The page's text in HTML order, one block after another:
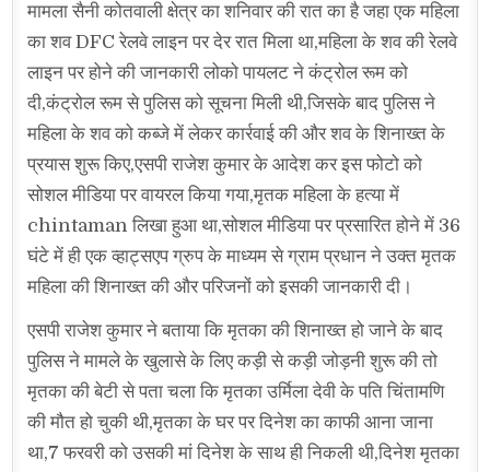
मामला सैनी कोतवाली क्षेत्र का शनिवार की रात का है जहा एक महिला
का शव DFC रेलवे लाइन पर देर रात मिला था,महिला के शव की रेलवे
लाइन पर होने की जानकारी लोको पायलट ने कंट्रोल रूम को
दी,कंट्रोल रूम से पुलिस को सूचना मिली थी,जिसके बाद पुलिस ने
महिला के शव को कब्जे में लेकर कार्रवाई की और शव के शिनाख्त के
प्रयास शुरू किए,एसपी राजेश कुमार के आदेश कर इस फोटो को
सोशल मीडिया पर वायरल किया गया,मृतक महिला के हत्या में
chintaman लिखा हुआ था,सोशल मीडिया पर प्रसारित होने में 36
घंटे में ही एक व्हाट्सएप ग्रुप के माध्यम से ग्राम प्रधान ने उक्त मृतक
महिला की शिनाख्त की और परिजनों को इसकी जानकारी दी।
एसपी राजेश कुमार ने बताया कि मृतका की शिनाख्त हो जाने के बाद
पुलिस ने मामले के खुलासे के लिए कड़ी से कड़ी जोड़नी शुरू की तो
मृतका की बेटी से पता चला कि मृतका उर्मिला देवी के पति चिंतामणि
की मौत हो चुकी थी,मृतका के घर पर दिनेश का काफी आना जाना
था,7 फरवरी को उसकी मां दिनेश के साथ ही निकली थी,दिनेश मृतका